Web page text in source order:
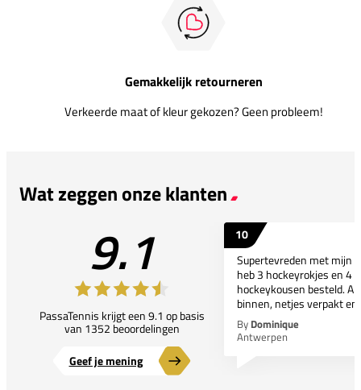
Gemakkelijk retourneren
Verkeerde maat of kleur gekozen? Geen probleem!
Wat zeggen onze klanten
9.1
PassaTennis krijgt een 9.1 op basis
van 1352 beoordelingen
Geef je mening
10
Supertevreden met mijn
heb 3 hockeyrokjes en 4
hockeykousen besteld.
binnen, netjes verpakt
By Dominique
Antwerpen